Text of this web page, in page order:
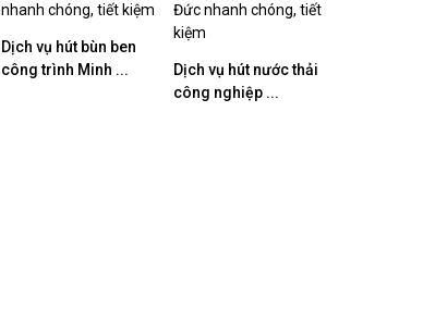
Dịch vụ hút bùn ben
công trình Minh ...
Dịch vụ hút nước thải
công nghiệp ...